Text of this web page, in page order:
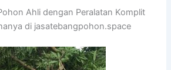
Ahli dengan Peralatan Komplit
di jasatebangpohon.space